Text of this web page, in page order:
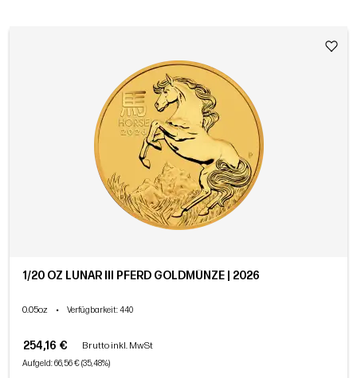
1/20 OZ LUNAR III PFERD GOLDMÜNZE | 2026
0.05oz • Verfügbarkeit: 440
254,16 € Brutto inkl. MwSt
Aufgeld: 66,56 € (35,48%)